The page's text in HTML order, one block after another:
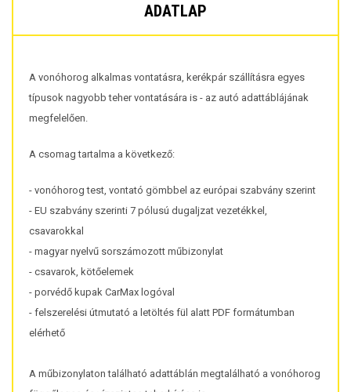
ADATLAP
A vonóhorog alkalmas vontatásra, kerékpár szállításra egyes
típusok nagyobb teher vontatására is - az autó adattáblájának
megfelelően.
A csomag tartalma a következő:
- vonóhorog test, vontató gömbbel az európai szabvány szerint
- EU szabvány szerinti 7 pólusú dugaljzat vezetékkel,
csavarokkal
- magyar nyelvű sorszámozott műbizonylat
- csavarok, kötőelemek
- porvédő kupak CarMax logóval
- felszerelési útmutató a letöltés fül alatt PDF formátumban
elérhető
A műbizonylaton található adattáblán megtalálható a vonóhorog